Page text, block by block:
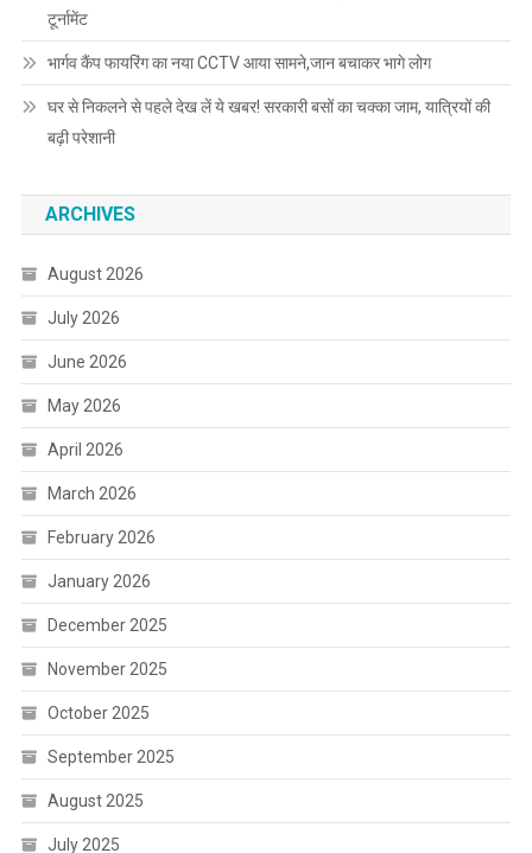
टूर्नामेंट
भार्गव कैंप फायरिंग का नया CCTV आया सामने,जान बचाकर भागे लोग
घर से निकलने से पहले देख लें ये खबर! सरकारी बसों का चक्का जाम, यात्रियों की
बढ़ी परेशानी
ARCHIVES
August 2026
July 2026
June 2026
May 2026
April 2026
March 2026
February 2026
January 2026
December 2025
November 2025
October 2025
September 2025
August 2025
July 2025